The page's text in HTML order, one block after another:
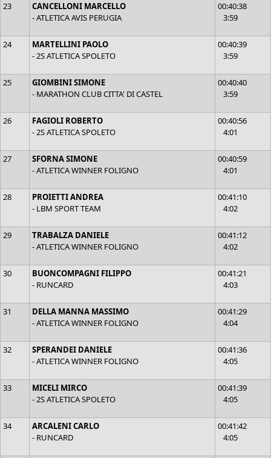
23
CANCELLONI MARCELLO
- ATLETICA AVIS PERUGIA
00:40:38
3:59
24
MARTELLINI PAOLO
- 2S ATLETICA SPOLETO
00:40:39
3:59
25
GIOMBINI SIMONE
- MARATHON CLUB CITTA' DI CASTEL
00:40:40
3:59
26
FAGIOLI ROBERTO
- 2S ATLETICA SPOLETO
00:40:56
4:01
27
SFORNA SIMONE
- ATLETICA WINNER FOLIGNO
00:40:59
4:01
28
PROIETTI ANDREA
- LBM SPORT TEAM
00:41:10
4:02
29
TRABALZA DANIELE
- ATLETICA WINNER FOLIGNO
00:41:12
4:02
30
BUONCOMPAGNI FILIPPO
- RUNCARD
00:41:21
4:03
31
DELLA MANNA MASSIMO
- ATLETICA WINNER FOLIGNO
00:41:29
4:04
32
SPERANDEI DANIELE
- ATLETICA WINNER FOLIGNO
00:41:36
4:05
33
MICELI MIRCO
- 2S ATLETICA SPOLETO
00:41:39
4:05
34
ARCALENI CARLO
- RUNCARD
00:41:42
4:05